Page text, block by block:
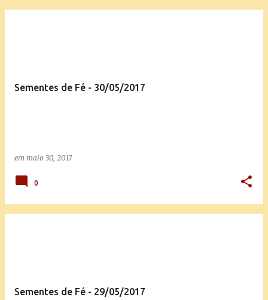
Sementes de Fé - 30/05/2017
em maio 30, 2017
0
Sementes de Fé - 29/05/2017